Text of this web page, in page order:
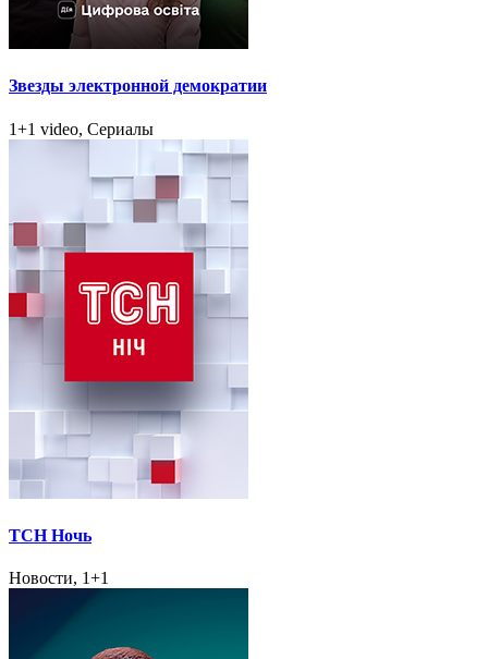
Звезды электронной демократии
1+1 video, Сериалы
ТСН Ночь
Новости, 1+1